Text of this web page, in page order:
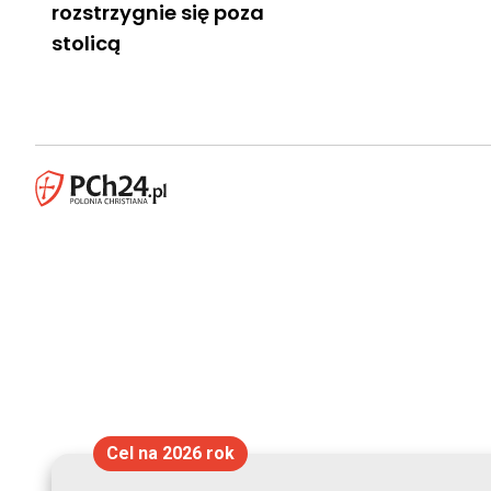
rozstrzygnie się poza
stolicą
Cel na 2026 rok